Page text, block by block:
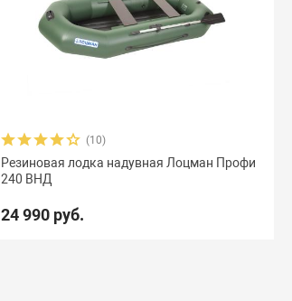
(10)
Резиновая лодка надувная Лоцман Профи
240 ВНД
24 990 руб.